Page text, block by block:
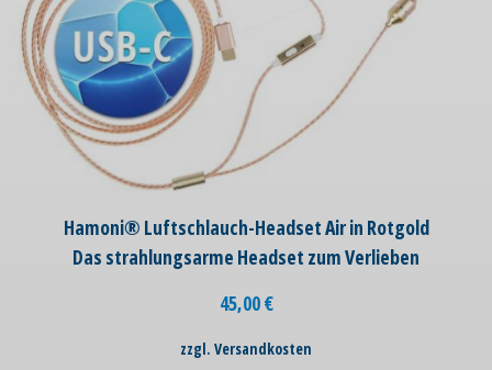
Hamoni® Luftschlauch-Headset Air in Rotgold
Das strahlungsarme Headset zum Verlieben
45,00€
zzgl. Versandkosten